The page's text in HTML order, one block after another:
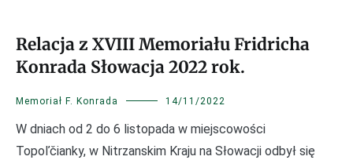
Relacja z XVIII Memoriału Fridricha
Konrada Słowacja 2022 rok.
Memoriał F. Konrada 14/11/2022
W dniach od 2 do 6 listopada w miejscowości
Topoľčianky, w Nitrzanskim Kraju na Słowacji odbył się